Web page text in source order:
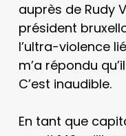
auprès de Rudy
président
l’ultra-violence
m’a répondu
C’est inaudible.
En tant que